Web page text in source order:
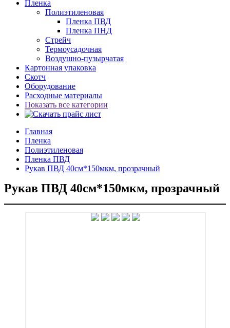
Пленка
Полиэтиленовая
Пленка ПВД
Пленка ПНД
Стрейч
Термоусадочная
Воздушно-пузырчатая
Картонная упаковка
Скотч
Оборудование
Расходные материалы
Показать все категории
Главная
Пленка
Полиэтиленовая
Пленка ПВД
Рукав ПВД 40см*150мкм, прозрачный
Рукав ПВД 40см*150мкм, прозрачный